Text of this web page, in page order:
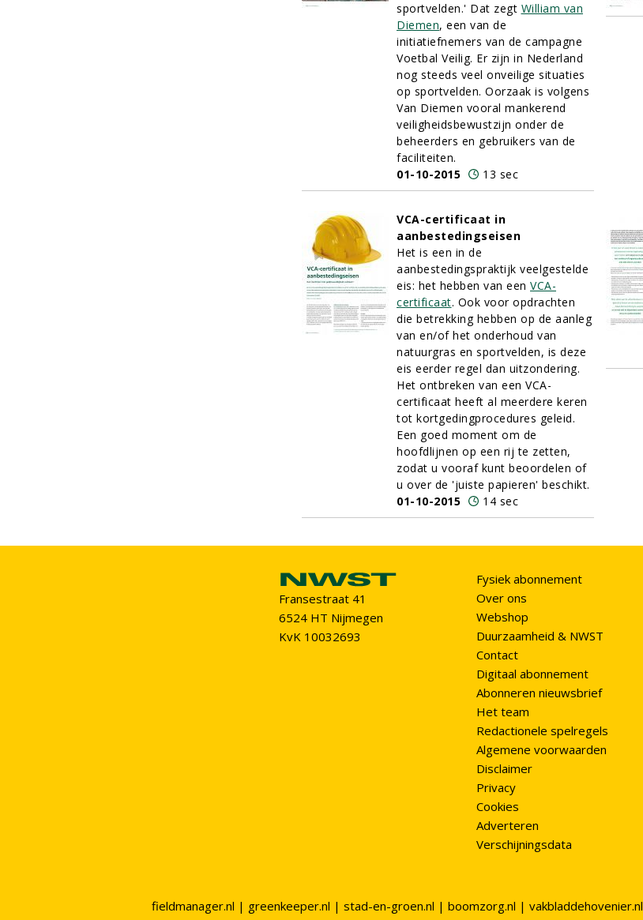
sportvelden.' Dat zegt William van
Diemen, een van de
initiatiefnemers van de campagne
Voetbal Veilig. Er zijn in Nederland
nog steeds veel onveilige situaties
op sportvelden. Oorzaak is volgens
Van Diemen vooral mankerend
veiligheidsbewustzijn onder de
beheerders en gebruikers van de
faciliteiten.
01-10-2015
13 sec
VCA-certificaat in
aanbestedingseisen
Het is een in de
aanbestedingspraktijk veelgestelde
eis: het hebben van een VCA-
certificaat. Ook voor opdrachten
die betrekking hebben op de aanleg
van en/of het onderhoud van
natuurgras en sportvelden, is deze
eis eerder regel dan uitzondering.
Het ontbreken van een VCA-
certificaat heeft al meerdere keren
tot kortgedingprocedures geleid.
Een goed moment om de
hoofdlijnen op een rij te zetten,
zodat u vooraf kunt beoordelen of
u over de 'juiste papieren' beschikt.
01-10-2015
14 sec
Fransestraat 41
6524 HT Nijmegen
KvK 10032693
Fysiek abonnement
Over ons
Webshop
Duurzaamheid & NWST
Contact
Digitaal abonnement
Abonneren nieuwsbrief
Het team
Redactionele spelregels
Algemene voorwaarden
Disclaimer
Privacy
Cookies
Adverteren
Verschijningsdata
fieldmanager.nl | greenkeeper.nl | stad-en-groen.nl | boomzorg.nl | vakbladdehovenier.nl